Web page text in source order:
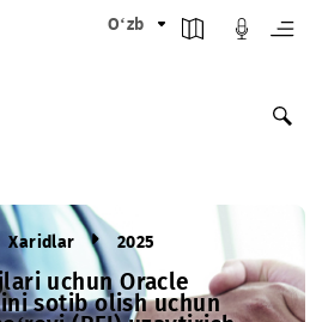
O‘zb
Xaridlar 2025
uchun Oracle